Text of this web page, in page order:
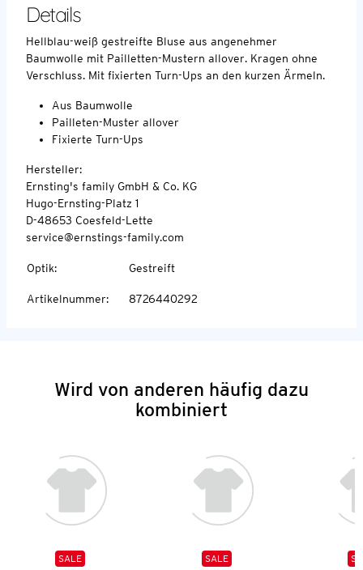
Details
Hellblau-weiß gestreifte Bluse aus angenehmer
Baumwolle mit Pailletten-Mustern allover. Kragen ohne
Verschluss. Mit fixierten Turn-Ups an den kurzen Ärmeln.
Aus Baumwolle
Pailleten-Muster allover
Fixierte Turn-Ups
Hersteller:
Ernsting's family GmbH & Co. KG
Hugo-Ernsting-Platz 1
D-48653 Coesfeld-Lette
service@ernstings-family.com
Optik: Gestreift
Artikelnummer: 8726440292
Wird von anderen häufig dazu
kombiniert
SALE
SALE